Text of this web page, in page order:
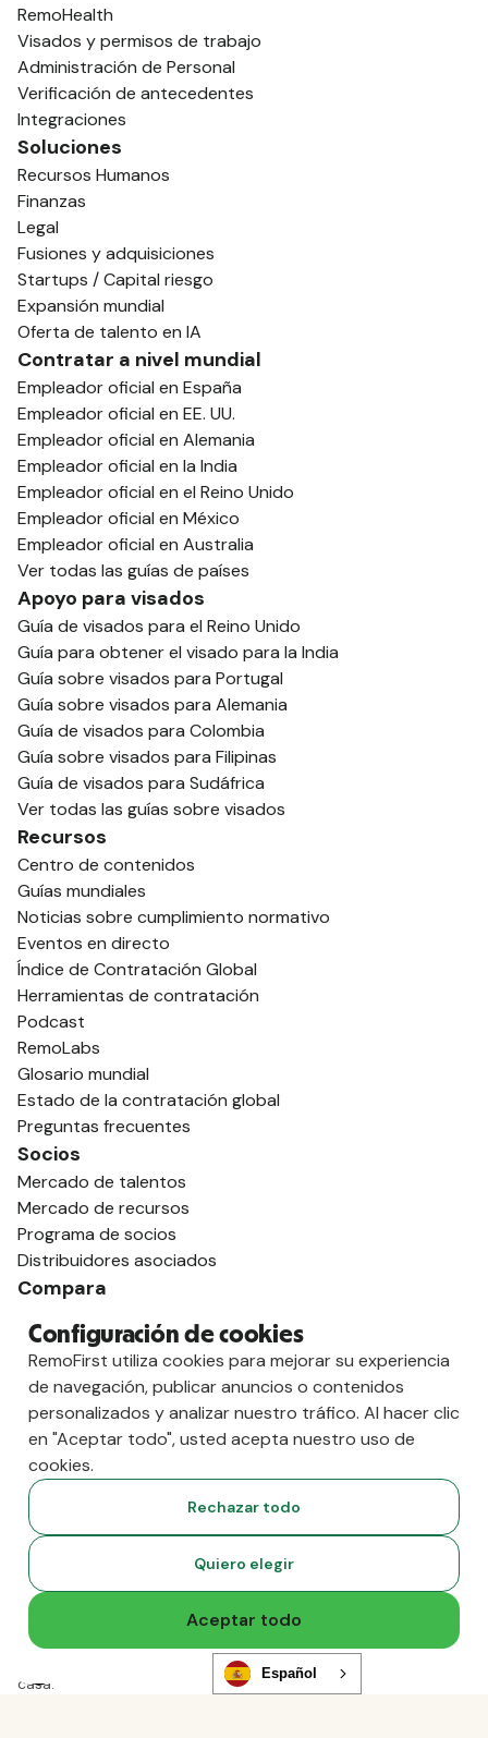
RemoHealth
Visados y permisos de trabajo
Administración de Personal
Verificación de antecedentes
Integraciones
Soluciones
Recursos Humanos
Finanzas
Legal
Fusiones y adquisiciones
Startups / Capital riesgo
Expansión mundial
Oferta de talento en IA
Contratar a nivel mundial
Empleador oficial en España
Empleador oficial en EE. UU.
Empleador oficial en Alemania
Empleador oficial en la India
Empleador oficial en el Reino Unido
Empleador oficial en México
Empleador oficial en Australia
Ver todas las guías de países
Apoyo para visados
Guía de visados para el Reino Unido
Guía para obtener el visado para la India
Guía sobre visados para Portugal
Guía sobre visados para Alemania
Guía de visados para Colombia
Guía sobre visados para Filipinas
Guía de visados para Sudáfrica
Ver todas las guías sobre visados
Recursos
Centro de contenidos
Guías mundiales
Noticias sobre cumplimiento normativo
Eventos en directo
Índice de Contratación Global
Herramientas de contratación
Podcast
RemoLabs
Glosario mundial
Estado de la contratación global
Preguntas frecuentes
Socios
Mercado de talentos
Mercado de recursos
Programa de socios
Distribuidores asociados
Compara
vs. Remoto
vs. Ostra
vs. Multiplicador
RemoFirst Inc. Creado 💚 a distancia desde
casa.
Configuración de cookies
RemoFirst utiliza cookies para mejorar su experiencia
de navegación, publicar anuncios o contenidos
personalizados y analizar nuestro tráfico. Al hacer clic
en "Aceptar todo", usted acepta nuestro uso de
cookies.
Rechazar todo
Quiero elegir
Aceptar todo
Español